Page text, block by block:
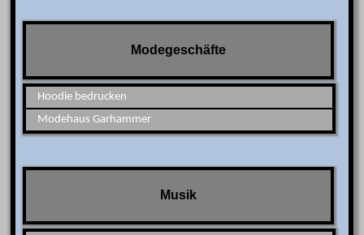
Modegeschäfte
Hoodie bedrucken
Modehaus Garhammer
Musik